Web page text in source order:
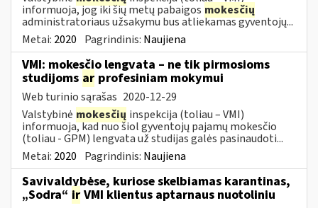
informuoja, jog iki šių metų pabaigos mokesčių
administratoriaus užsakymu bus atliekamas gyventojų...
Metai: 2020 Pagrindinis: Naujiena
VMI: mokesčio lengvata – ne tik pirmosioms
studijoms ar profesiniam mokymui
Web turinio sąrašas 2020-12-29
Valstybinė mokesčių inspekcija (toliau – VMI)
informuoja, kad nuo šiol gyventojų pajamų mokesčio
(toliau - GPM) lengvata už studijas galės pasinaudoti...
Metai: 2020 Pagrindinis: Naujiena
Savivaldybėse, kuriose skelbiamas karantinas,
„Sodra“ ir VMI klientus aptarnaus nuotoliniu